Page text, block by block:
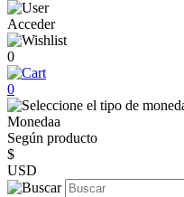
Acceder
0
0
Monedaa
Según producto
$
USD